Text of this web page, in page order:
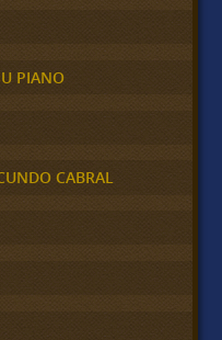
PIANO
CABRAL